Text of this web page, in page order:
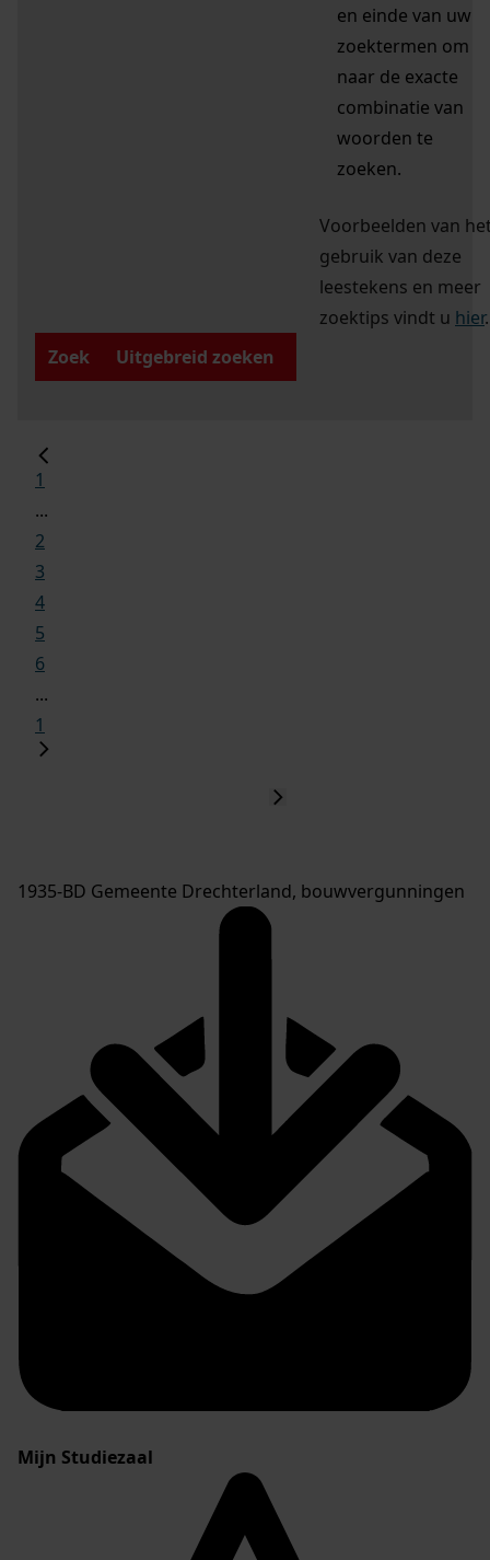
en einde van uw
zoektermen om
naar de exacte
combinatie van
woorden te
zoeken.
Voorbeelden van
gebruik van deze
leestekens en meer
zoektips vindt u hier.
Zoek
Uitgebreid zoeken
1
...
2
3
4
5
6
...
1
1935-BD Gemeente Drechterland, bouwvergunningen
Mijn Studiezaal